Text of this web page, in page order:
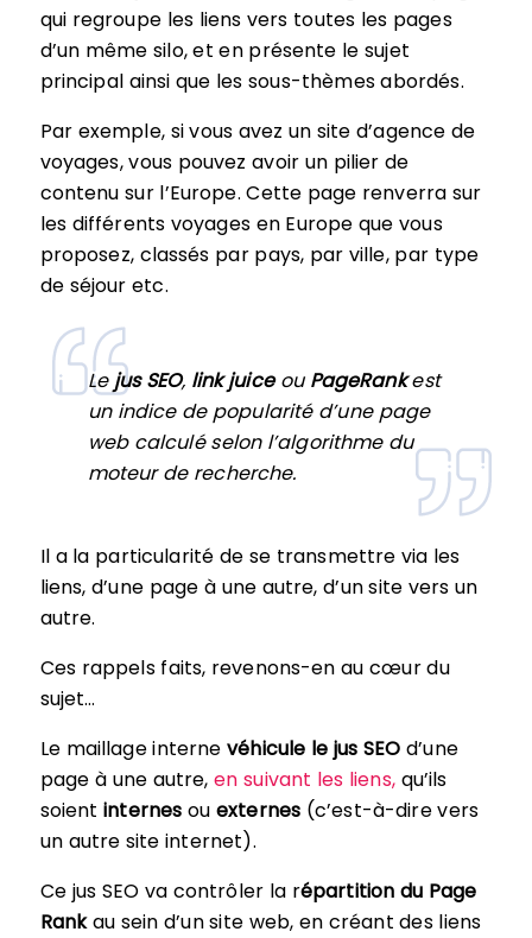
qui regroupe les liens vers toutes les pages
d’un même silo, et en présente le sujet
principal ainsi que les sous-thèmes abordés.
Par exemple, si vous avez un site d’agence de
voyages, vous pouvez avoir un pilier de
contenu sur l’Europe. Cette page renverra sur
les différents voyages en Europe que vous
proposez, classés par pays, par ville, par type
de séjour etc.
Le jus SEO, link juiceou PageRankest
un indice de popularité d’une page
web calculé selon l’algorithme du
moteur de recherche.
Il a la particularité de se transmettre via les
liens, d’une page à une autre, d’un site vers un
autre.
Ces rappels faits, revenons-en au cœur du
sujet…
Le maillage internevéhicule le jus SEOd’une
page à une autre,en suivant les liens,qu’ils
soientinternesou externes (c’est-à-dire vers
un autre site internet).
Ce jus SEO va contrôler la répartition du Page
Rankau sein d’un site web, en créant des liens